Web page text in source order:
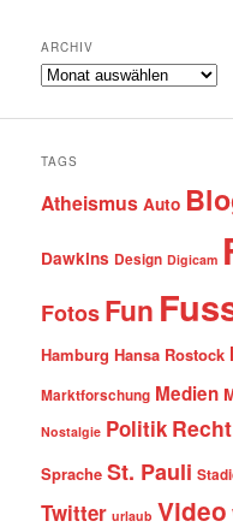
ARCHIV
Archiv
TAGS
Atheismus Auto
Dawkins Design Digicam
FotosFun
Hamburg Hansa Rostock
Marktforschung Medien
Nostalgie Politik Recht
Sprache St. Pauli
Twitter urlaub Video